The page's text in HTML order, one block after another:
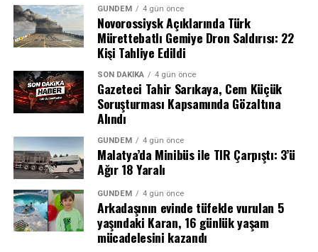
CHP’den ihraç hamlesi
Tutuklamanın hemen ardından CHP cephesinden dikkat
çeken bir adım geldi. Parti yönetimi, İlkay Çiçek’i kesin
ihraç talebiyle tedbirli olarak Yüksek Disiplin Kurulu’na
(YDK) sevk etti.
REKLAM
“Yeni Nesil” Suç Örgütlerine Karşı
Bütüncül Mücadele
Başsavcılık, soruşturmanın amacını “yeni nesil suç
örgütleri” olarak adlandırılan yapıların hiyerarşik
organizasyonlarının deşifre edilmesi, propaganda dahil
tüm suç faaliyetlerinin bütüncül şekilde tespiti ve kamu
düzenini tehdit eden eylemlerin aydınlatılması olarak
GÜNDEM 4 gün önce
Novorossiysk Açıklarında Türk
Mürettebatlı Gemiye Dron Saldırısı: 22
Kişi Tahliye Edildi
SON DAKIKA 4 gün önce
Gazeteci Tahir Sarıkaya, Cem Küçük
Soruşturması Kapsamında Gözaltına
Alındı
GÜNDEM 4 gün önce
Malatya’da Minibüs ile TIR Çarpıştı: 3’ü
Ağır 18 Yaralı
GÜNDEM 4 gün önce
Arkadaşının evinde tüfekle vurulan 5
yaşındaki Karan, 16 günlük yaşam
mücadelesini kazandı